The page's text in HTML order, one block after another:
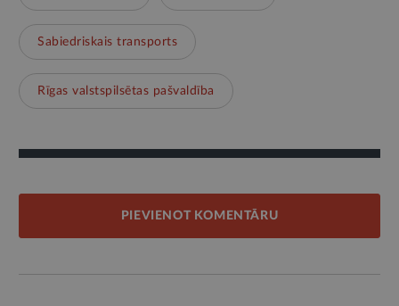
Sabiedriskais transports
Rīgas valstspilsētas pašvaldība
PIEVIENOT KOMENTĀRU